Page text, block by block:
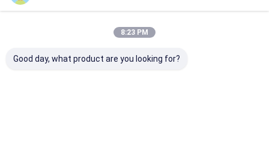
8:23 PM
Good day, what product are you looking for?